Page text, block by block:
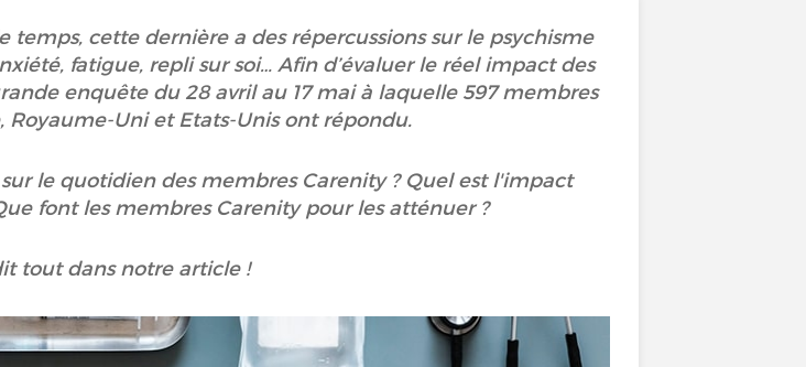
temps, cette dernière a des répercussions sur le psychisme
fatigue, repli sur soi… Afin d’évaluer le réel impact des
enquête du 28 avril au 17 mai à laquelle 597 membres
Royaume-Uni et Etats-Unis ont répondu.
le quotidien des membres Carenity ? Quel est l'impact
font les membres Carenity pour les atténuer ?
tout dans notre article !